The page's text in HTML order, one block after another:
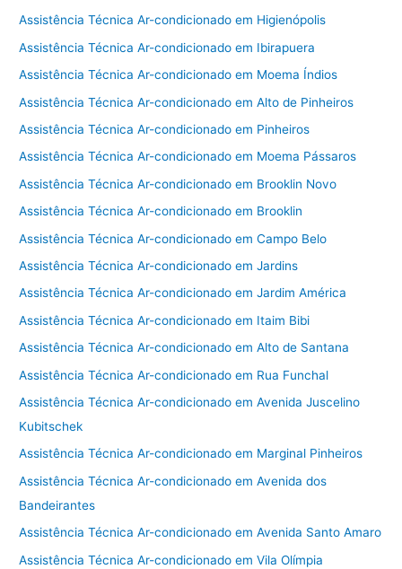
Assistência Técnica Ar-condicionado em Higienópolis
Assistência Técnica Ar-condicionado em Ibirapuera
Assistência Técnica Ar-condicionado em Moema Índios
Assistência Técnica Ar-condicionado em Alto de Pinheiros
Assistência Técnica Ar-condicionado em Pinheiros
Assistência Técnica Ar-condicionado em Moema Pássaros
Assistência Técnica Ar-condicionado em Brooklin Novo
Assistência Técnica Ar-condicionado em Brooklin
Assistência Técnica Ar-condicionado em Campo Belo
Assistência Técnica Ar-condicionado em Jardins
Assistência Técnica Ar-condicionado em Jardim América
Assistência Técnica Ar-condicionado em Itaim Bibi
Assistência Técnica Ar-condicionado em Alto de Santana
Assistência Técnica Ar-condicionado em Rua Funchal
Assistência Técnica Ar-condicionado em Avenida Juscelino
Kubitschek
Assistência Técnica Ar-condicionado em Marginal Pinheiros
Assistência Técnica Ar-condicionado em Avenida dos
Bandeirantes
Assistência Técnica Ar-condicionado em Avenida Santo Amaro
Assistência Técnica Ar-condicionado em Vila Olímpia